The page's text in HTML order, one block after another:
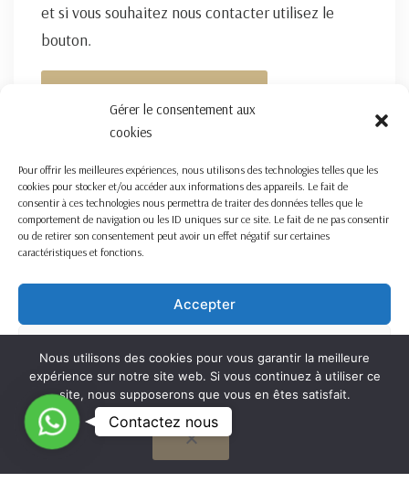
Gérer le consentement aux
cookies
Pour offrir les meilleures expériences, nous utilisons des technologies telles que les
cookies pour stocker et/ou accéder aux informations des appareils. Le fait de
consentir à ces technologies nous permettra de traiter des données telles que le
comportement de navigation ou les ID uniques sur ce site. Le fait de ne pas consentir
ou de retirer son consentement peut avoir un effet négatif sur certaines
caractéristiques et fonctions.
Accepter
Voir les préférences
Cookie Policy
et si vous souhaitez nous contacter utilisez le
bouton.
Nous utilisons des cookies pour vous garantir la meilleure
expérience sur notre site web. Si vous continuez à utiliser ce
site, nous supposerons que vous en êtes satisfait.
OK
C
o
n
Contactez nous